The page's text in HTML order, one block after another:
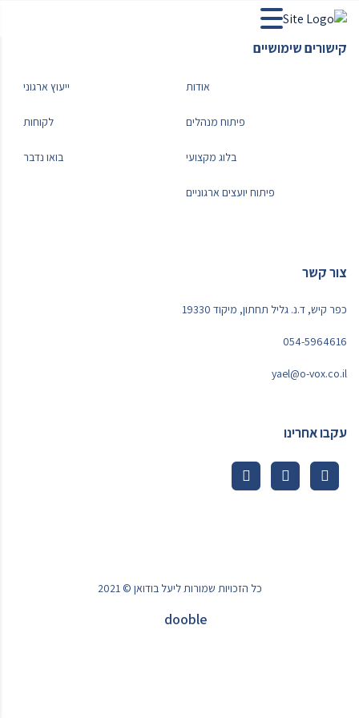
קישורים שימושיים
אודות ייעוץ ארגוני
פיתוח מנהלים לקוחות
בלוג מקצועי בואו נדבר
פיתוח יועצים ארגוניים
צור קשר
כפר קיש, ד.נ. גליל תחתון, מיקוד 19330
054-5964616
yael@o-vox.co.il
עקבו אחרינו
כל הזכויות שמורות ליעל בודואן © 2021
dooble